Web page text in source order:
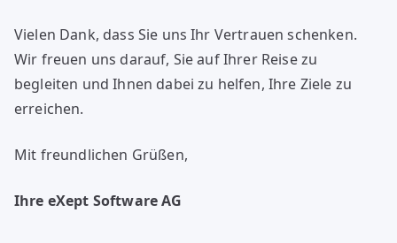
Vielen Dank, dass Sie uns Ihr Vertrauen schenken.
Wir freuen uns darauf, Sie auf Ihrer Reise zu
begleiten und Ihnen dabei zu helfen, Ihre Ziele zu
erreichen.
Mit freundlichen Grüßen,
Ihre eXept Software AG